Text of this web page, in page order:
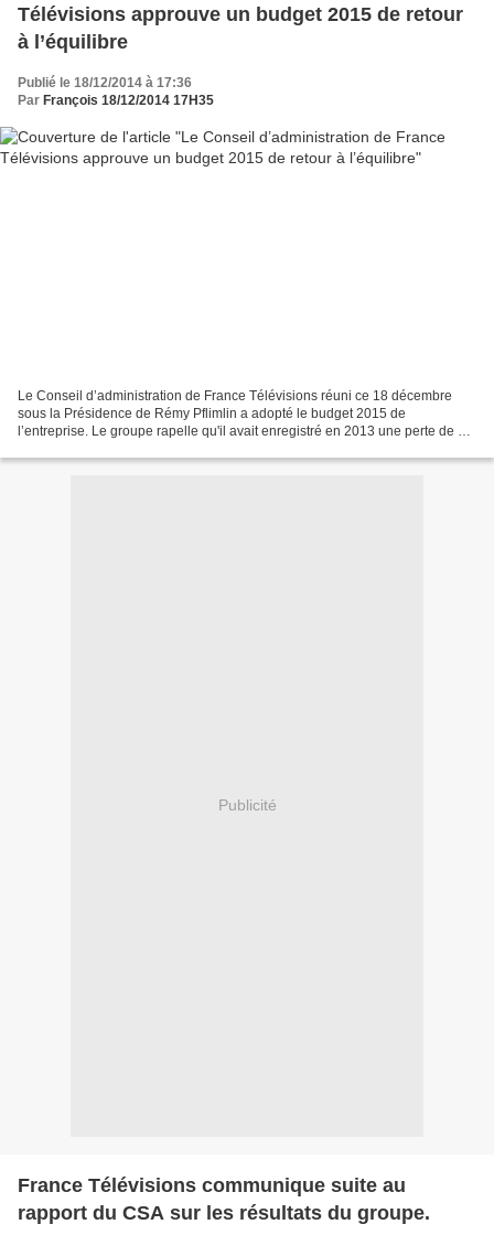
Télévisions approuve un budget 2015 de retour
à l’équilibre
Publié le 18/12/2014 à 17:36
Par François 18/12/2014 17H35
Le Conseil d’administration de France Télévisions réuni ce 18 décembre
sous la Présidence de Rémy Pflimlin a adopté le budget 2015 de
l’entreprise. Le groupe rapelle qu'il avait enregistré en 2013 une perte de 85
Publicité
France Télévisions communique suite au
rapport du CSA sur les résultats du groupe.